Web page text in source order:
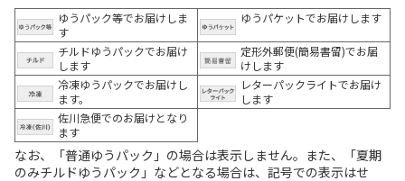
ゆうパック等でお届けしま
す
ゆうパケットでお届けします
チルドゆうパックでお届け
します
定形外郵便(簡易書留)でお届
けします
冷凍ゆうパックでお届けし
ます。
レターパックライトでお届け
します
佐川急便でのお届けとなり
ます
なお、「普通ゆうパック」の場合は表示しません。また、「夏期
のみチルドゆうパック」などとなる場合は、記号での表示はせ